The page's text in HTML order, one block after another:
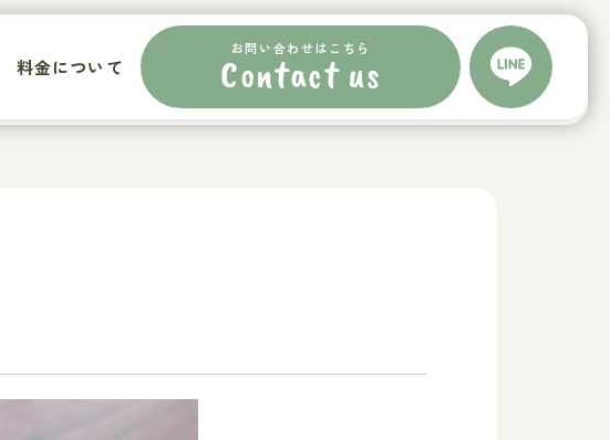
料金について
お問い合わせはこちら
Contact us
料金について
お問い合わせはこちら
Contact us